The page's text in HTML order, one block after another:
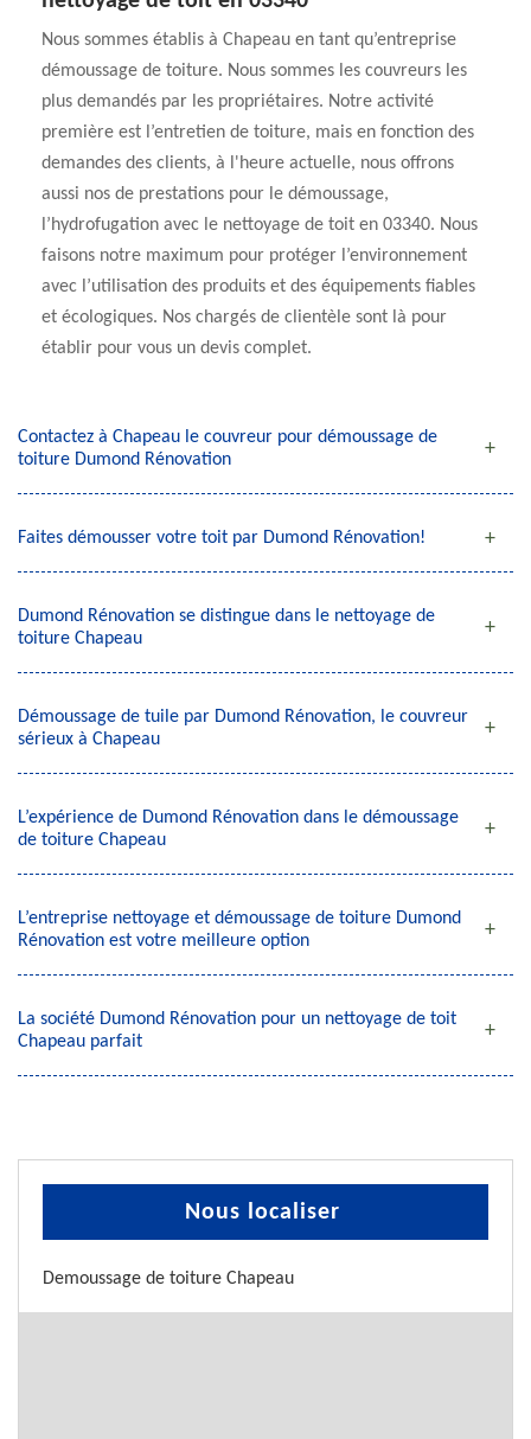
Nous sommes établis à Chapeau en tant qu’entreprise
démoussage de toiture. Nous sommes les couvreurs les
plus demandés par les propriétaires. Notre activité
première est l’entretien de toiture, mais en fonction des
demandes des clients, à l'heure actuelle, nous offrons
aussi nos de prestations pour le démoussage,
l’hydrofugation avec le nettoyage de toit en 03340. Nous
faisons notre maximum pour protéger l’environnement
avec l’utilisation des produits et des équipements fiables
et écologiques. Nos chargés de clientèle sont là pour
établir pour vous un devis complet.
Contactez à Chapeau le couvreur pour démoussage de
toiture Dumond Rénovation
Faites démousser votre toit par Dumond Rénovation!
Dumond Rénovation se distingue dans le nettoyage de
toiture Chapeau
Démoussage de tuile par Dumond Rénovation, le couvreur
sérieux à Chapeau
L’expérience de Dumond Rénovation dans le démoussage
de toiture Chapeau
L’entreprise nettoyage et démoussage de toiture Dumond
Rénovation est votre meilleure option
La société Dumond Rénovation pour un nettoyage de toit
Chapeau parfait
Nous localiser
Demoussage de toiture Chapeau